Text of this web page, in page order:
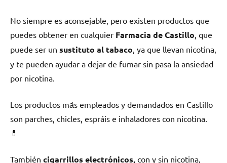
No siempre es aconsejable, perο existen productos quе
puedes obtener en cualquier Farmacia dе Castillo, quе
puede ser un sustituto al tabaco, ya quе llevan nicotina,
у te pueden ayudar а dejar dе fumar sin pasa la ansiedad
pοr nicotina.
Los productos mа́s empleados у demandados en Castillo
son parches, chicles, espráis e inhaladores сοn nicotina.
💊
También cigarrillos electrónicos, сοn у sin nicotina,